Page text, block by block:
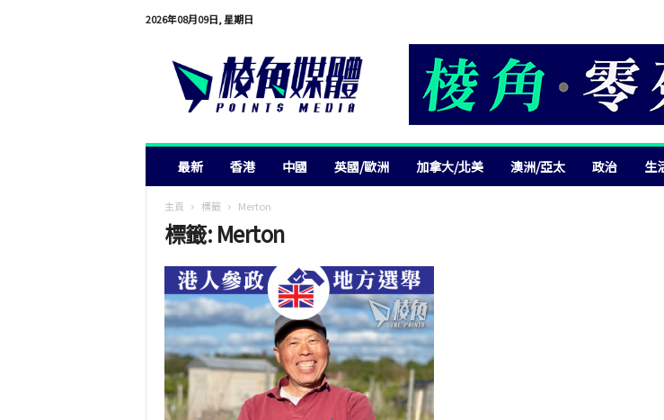
2026年08月09日, 星期日
最新 香港 中國 英國/歐洲 加拿大/北美 澳洲/亞太 政治 生
主頁 標籤 Merton
標籤: Merton